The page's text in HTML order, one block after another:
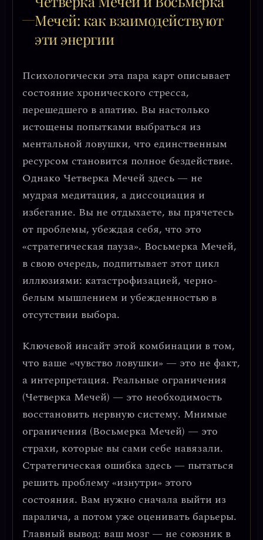
Мечей: как взаимодействуют
эти энергии
Психологически эта пара карт описывает
состояние хронического стресса,
перешедшего в апатию. Вы настолько
истощены попытками выбраться из
ментальной ловушки, что единственным
ресурсом становится полное бездействие.
Однако Четверка Мечей здесь — не
мудрая медитация, адиссоциация и
избегание. Вы не отдыхаете, вы прячетесь
от проблемы, убеждая себя, что это
«стратегическая пауза». Восьмерка Мечей,
в свою очередь, подпитывает этот цикл
иллюзиями: катастрофизацией, черно-
белым мышлением и убежденностью в
отсутствии выбора.
Ключевой инсайт этой комбинации в том,
что ваше «чувство ловушки» — это не факт,
а интерпретация. Реальные ограничения
(Четверка Мечей) — это необходимость
восстановить нервную систему. Мнимые
ограничения (Восьмерка Мечей) — это
страхи, которые вы сами себе навязали.
Стратегическая ошибка здесь — пытаться
решить проблему «изнутри» этого
состояния. Вам нужно сначала выйти из
паралича, а потом уже оценивать барьеры.
Главный вывод: ваш мозг — не союзник в